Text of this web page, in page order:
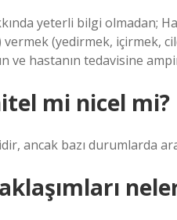
yeterli bilgi olmadan;
vermek (yedirmek, içirmek,
ve hastanın tedavisine
mi nicel mi?
ancak bazı durumlarda